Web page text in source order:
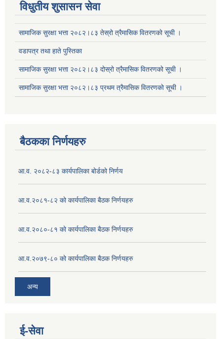
विधुतीय शुसासन सेवा
सामाजिक सुरक्षा भत्ता २०८२।८३ तेस्रो त्रैमासिक वितरणको सूची ।
वडापत्र तथा हाते पुस्तिका
सामाजिक सुरक्षा भत्ता २०८२।८३ दोस्रो त्रैमासिक वितरणको सूची ।
सामाजिक सुरक्षा भत्ता २०८२।८३ प्रथम त्रैमासिक वितरणको सूची ।
बैठकका निर्णयहरु
आ.व. २०८२-८३ कार्यपालिका बोर्डको निर्णय
आ.व.२०८१-८२ को कार्यपालिका बैठक निर्णयहरु
आ.व.२०८०-८१ को कार्यपालिका बैठक निर्णयहरु
आ.व.२०७९-८० को कार्यपालिका बैठक निर्णयहरु
अन्य
ई‍-सेवा